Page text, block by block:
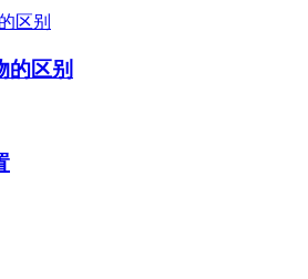
的区别